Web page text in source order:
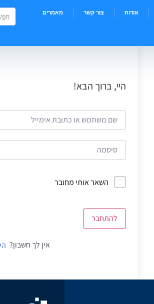
אודות צור קשר מאמרים
for:
היי, ברוך הבא!
השאר אותי מחובר
להתחבר
אין לך חשבון?